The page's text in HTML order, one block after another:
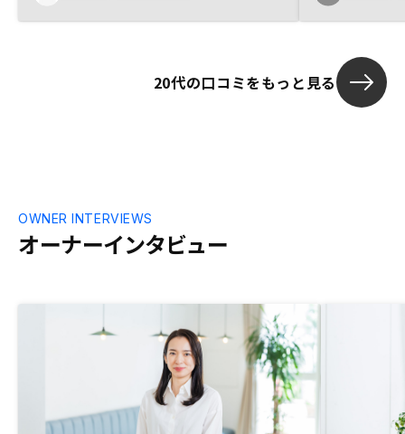
20代の口コミをもっと見る
オーナーインタビュー
OWNER INTERVIEWS